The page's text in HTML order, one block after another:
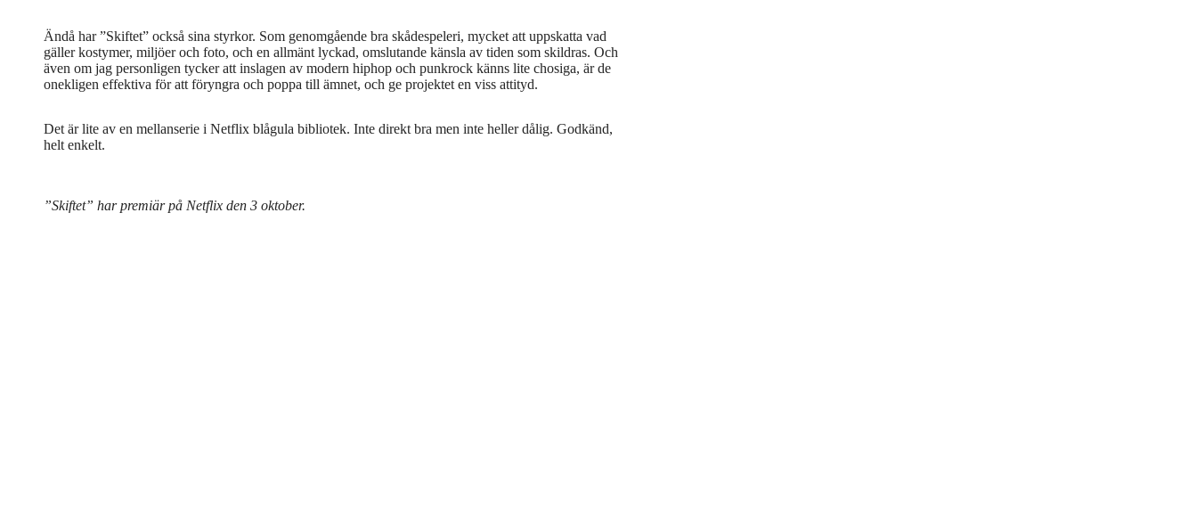
Ändå har ”Skiftet” också sina styrkor. Som genomgående bra skådespeleri, mycket att uppskatta vad
gäller kostymer, miljöer och foto, och en allmänt lyckad, omslutande känsla av tiden som skildras. Och
även om jag personligen tycker att inslagen av modern hiphop och punkrock känns lite chosiga, är de
onekligen effektiva för att föryngra och poppa till ämnet, och ge projektet en viss attityd.
Det är lite av en mellanserie i Netflix blågula bibliotek. Inte direkt bra men inte heller dålig. Godkänd,
helt enkelt.
”Skiftet” har premiär på Netflix den 3 oktober.